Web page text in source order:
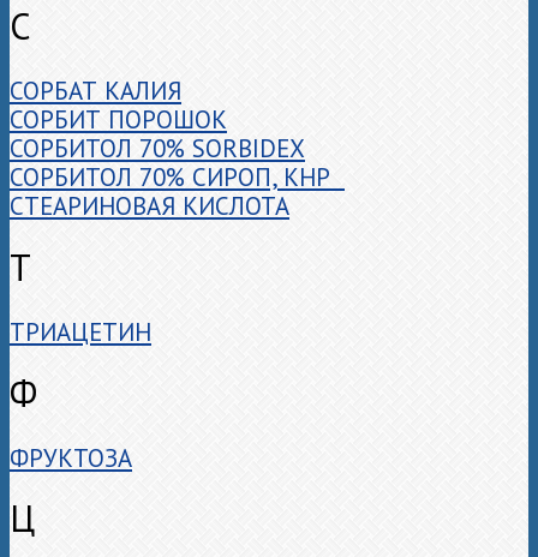
С
СОРБАТ КАЛИЯ
СОРБИТ ПОРОШОК
СОРБИТОЛ 70% SORBIDEX
СОРБИТОЛ 70% СИРОП, КНР
СТЕАРИНОВАЯ КИСЛОТА
Т
ТРИАЦЕТИН
Ф
ФРУКТОЗА
Ц